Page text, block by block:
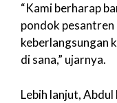
“Kami berharap
pondok
keberlangsungan
di sana,” ujarnya.
Lebih lanjut,